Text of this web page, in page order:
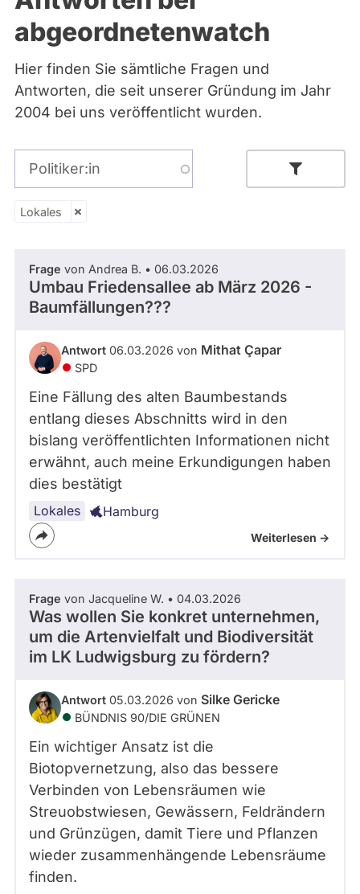
Bremen
Hamburg
Hessen
Mecklenburg-Vorpommern
Niedersachsen
Nordrhein-Westfalen
Rheinland-Pfalz
Sachsen-Anhalt
Schleswig-Holstein
Thüringen
Über uns
Spenden
abgeordnetenwatch
Hier finden Sie sämtliche Fragen und
Antworten, die seit unserer Gründung im Jahr
2004 bei uns veröffentlicht wurden.
Lokales
Parlamentsperiode
Zeitraum
Lokales
Frage von Andrea B. • 06.03.2026
Umbau Friedensallee ab März 2026 -
Baumfällungen???
Antwort 06.03.2026 von Mithat Çapar
SPD
Eine Fällung des alten Baumbestands
entlang dieses Abschnitts wird in den
bislang veröffentlichten Informationen nicht
erwähnt, auch meine Erkundigungen haben
dies bestätigt
Lokales Hamburg
Weiterlesen ->
Frage von Jacqueline W. • 04.03.2026
Was wollen Sie konkret unternehmen,
um die Artenvielfalt und Biodiversität
im LK Ludwigsburg zu fördern?
Antwort 05.03.2026 von Silke Gericke
BÜNDNIS 90/­DIE GRÜNEN
Ein wichtiger Ansatz ist die
Biotopvernetzung, also das bessere
Verbinden von Lebensräumen wie
Streuobstwiesen, Gewässern, Feldrändern
und Grünzügen, damit Tiere und Pflanzen
wieder zusammenhängende Lebensräume
finden.